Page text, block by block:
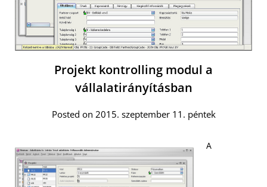
Projekt kontrolling modul a
vállalatirányításban
Posted on 2015. szeptember 11. péntek
A